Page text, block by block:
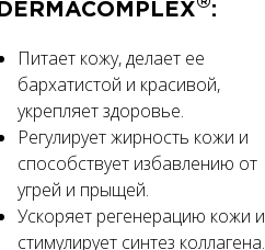
DERMACOMPLEX :
Питает кожу, делает ее
бархатистой и красивой,
укрепляет здоровье.
Регулирует жирность кожи и
способствует избавлению от
угрей и прыщей.
Ускоряет регенерацию кожи и
стимулирует синтез коллагена.